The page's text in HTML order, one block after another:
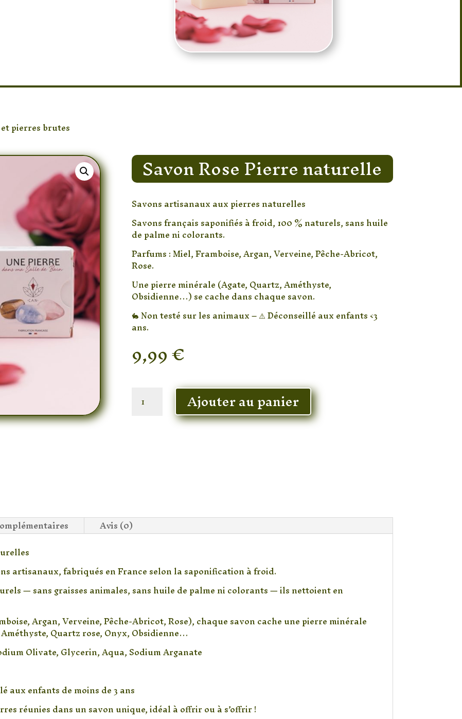
pierres brutes
Savon Rose Pierre naturelle
Savons artisanaux aux pierres naturelles
Savons français saponifiés à froid, 100 % naturels, sans huile
de palme ni colorants.
Parfums : Miel, Framboise, Argan, Verveine, Pêche-Abricot,
Rose.
Une pierre minérale (Agate, Quartz, Améthyste,
Obsidienne…) se cache dans chaque savon.
🐇 Non testé sur les animaux – ⚠️ Déconseillé aux enfants <3
ans.
9,99€
Ajouter au panier
Avis (0)
artisanaux, fabriqués en France selon la saponification à froid.
— sans graisses animales, sans huile de palme ni colorants — ils nettoient en
Argan, Verveine, Pêche-Abricot, Rose), chaque savon cache une pierre minérale
Quartz rose, Onyx, Obsidienne…
Olivate, Glycerin, Aqua, Sodium Arganate
aux enfants de moins de 3 ans
réunies dans un savon unique, idéal à offrir ou à s’offrir !